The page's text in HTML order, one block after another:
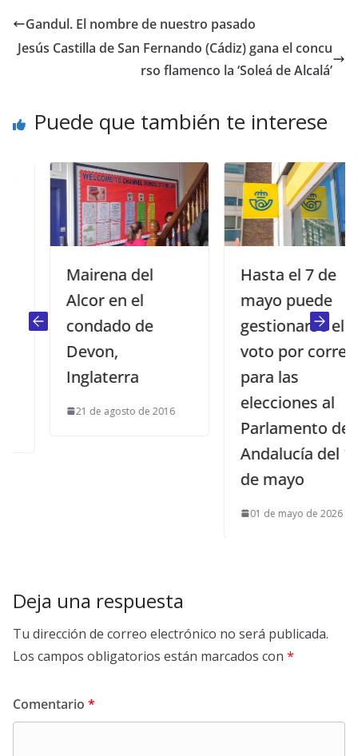
Gandul. El nombre de nuestro pasado
Jesús Castilla de San Fernando (Cádiz) gana el concu
rso flamenco la ‘Soleá de Alcalá’
Puede que también te interese
Mairena del
Alcor en el
condado de
Devon,
Inglaterra
21 de agosto de 2016
Hasta el 7 de
mayo puede
gestionarse el
voto por correo
para las
elecciones al
Parlamento de
Andalucía del 17
de mayo
01 de mayo de 2026
Deja una respuesta
Tu dirección de correo electrónico no será publicada.
Los campos obligatorios están marcados con *
Comentario *